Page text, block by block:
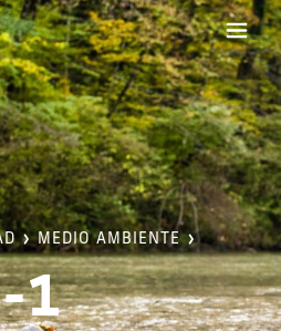
MEDIO AMBIENTE
1